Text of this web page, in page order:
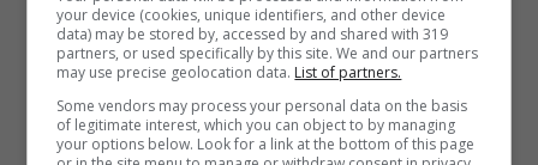
Categorie
Cultura & Spettacolo,Prima Pagina
Monsampolo: Piceno cinema Festival
your device (cookies, unique identifiers, and other device
data) may be stored by, accessed by and shared with 319
partners, or used specifically by this site. We and our partners
may use precise geolocation data. List of partners.
Some vendors may process your personal data on the basis
of legitimate interest, which you can object to by managing
your options below. Look for a link at the bottom of this page